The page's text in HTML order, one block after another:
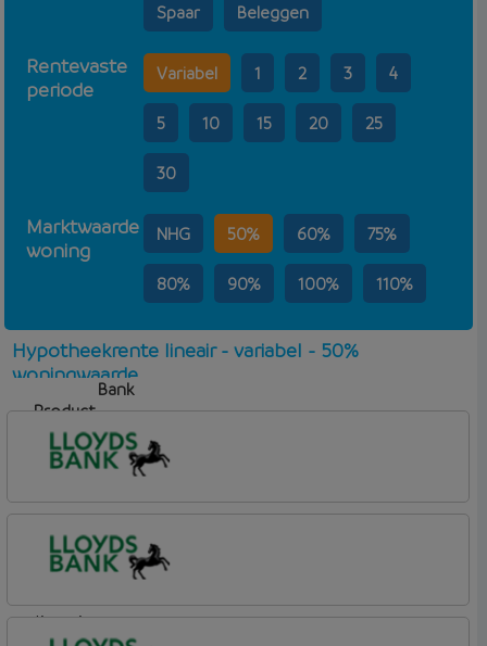
Spaar Beleggen
Rentevaste
periode
Variabel 1 2 3 4
5 10 15 20 25
30
Marktwaarde
woning
NHG 50% 60% 75%
80% 90% 100% 110%
Hypotheekrente lineair - variabel - 50%
woningwaarde
Bank
Product
Aflosvorm
Lloyds Bank
Hypotheek (1)
lineair
Lloyds Bank